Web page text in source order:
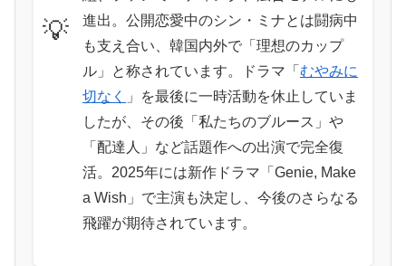
💡
進出。公開恋愛中のシン・ミナとは闘病中
も支え合い、韓国内外で「理想のカップ
ル」と称されています。ドラマ「 むやみに
切なく
」を最後に一時活動を休止していま
したが、その後「私たちのブルース」や
「配達人」など話題作への出演で完全復
活。2025年には新作ドラマ「Genie, Make
a Wish」で主演も決定し、今後のさらなる
飛躍が期待されています。